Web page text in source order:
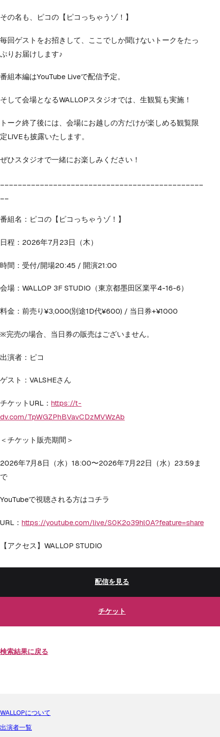
その名も、ピコの【ピコっちゃうゾ！】
毎回ゲストをお招きして、ここでしか聞けないトークをたっ
ぷりお届けします♪
番組本編はYouTube Liveで配信予定。
そして会場となるWALLOPスタジオでは、生観覧も実施！
トーク終了後には、会場にお越しの方だけが楽しめる観覧限
定LIVEも披露いたします。
ぜひスタジオで一緒にお楽しみください！
番組名：ピコの【ピコっちゃうゾ！】
日程：2026年7月23日（木）
時間：受付/開場20:45 / 開演21:00
会場：WALLOP 3F STUDIO（東京都墨田区業平4-16-6）
料金：前売り¥3,000(別途1D代¥600) / 当日券+¥1000
※完売の場合、当日券の販売はございません。
出演者：ピコ
ゲスト：VALSHEさん
チケットURL： https://t-
dv.com/TpWGZPhBVavCDzMVWzAb
＜チケット販売期間＞
2026年7月8日（水）18:00〜2026年7月22日（水）23:59ま
で
YouTubeで視聴される方はコチラ
URL： https://youtube.com/live/S0K2o39hl0A?feature=share
【アクセス】WALLOP STUDIO
配信を見る
チケット
検索結果に戻る
WALLOPについて
出演者一覧